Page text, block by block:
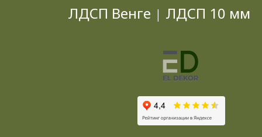
ЛДСП Венге | ЛДСП 10 мм